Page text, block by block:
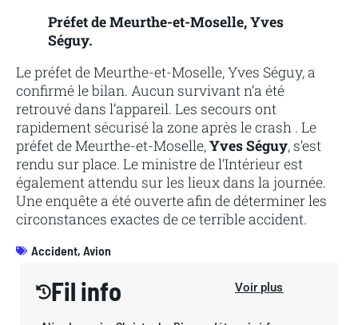
Préfet de Meurthe-et-Moselle, Yves
Séguy.
Le préfet de Meurthe-et-Moselle, Yves Séguy, a
confirmé le bilan. Aucun survivant n’a été
retrouvé dans l’appareil. Les secours ont
rapidement sécurisé la zone après le crash . Le
préfet de Meurthe-et-Moselle,Yves Séguy, s’est
rendu sur place. Le ministre de l’Intérieur est
également attendu sur les lieux dans la journée.
Une enquête a été ouverte afin de déterminer les
circonstances exactes de ce terrible accident.
Accident, Avion
Fil info Voir plus